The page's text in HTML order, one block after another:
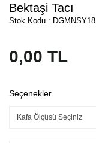
Bektaşi Tacı
Stok Kodu : DGMNSY18
0,00 TL
Seçenekler